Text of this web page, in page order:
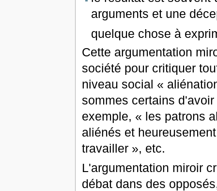
arguments et une
quelque chose à
Cette argumentation
société pour critiquer
niveau social «
sommes certains
exemple, « les patrons
aliénés et
travailler », etc.
L'argumentation miroir
débat dans des